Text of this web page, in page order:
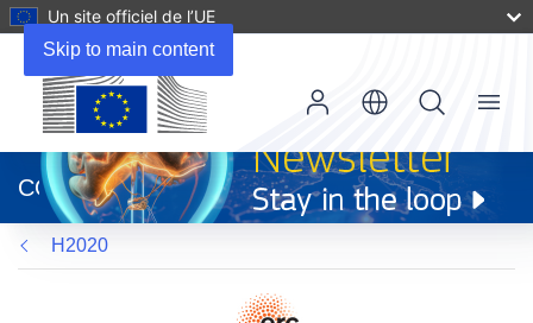
Skip to main content
Un site officiel de l’UE
dans
une
nouvelle
fenêtre)
CORDIS
Menu
H2020